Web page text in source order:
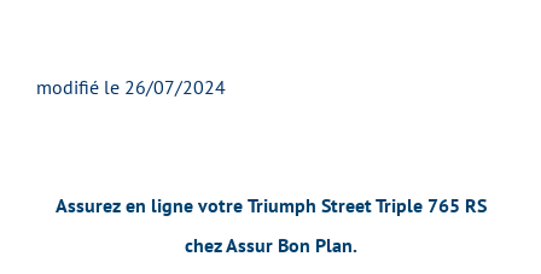
modifié le 26/07/2024
Assurez en ligne votre Triumph Street Triple 765 RS
chez Assur Bon Plan.